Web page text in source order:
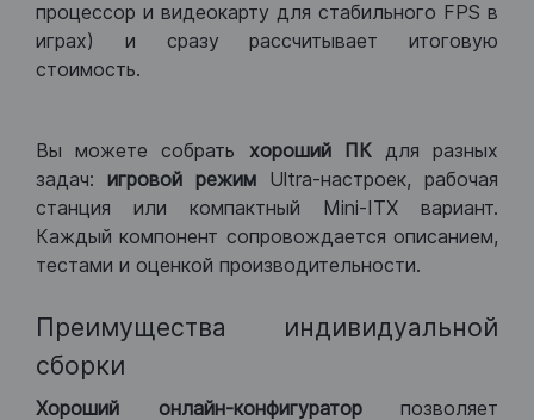
процессор и видеокарту для стабильного FPS в
играх) и сразу рассчитывает итоговую
стоимость.
Вы можете собрать хороший ПКдля разных
задач: игровой режим Ultra-настроек, рабочая
станция или компактный Mini-ITX вариант.
Каждый компонент сопровождается описанием,
тестами и оценкой производительности.
Преимущества индивидуальной
сборки
Хороший онлайн-конфигураторпозволяет